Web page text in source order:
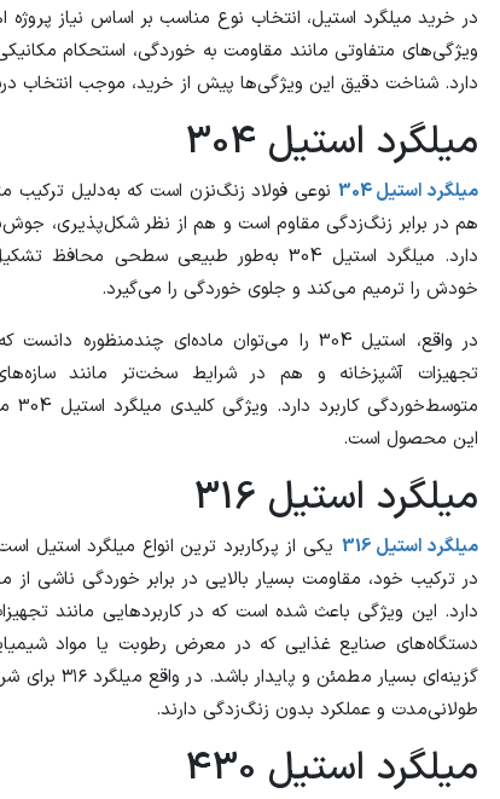
در خرید میلگرد استیل، انتخاب نوع مناسب بر اساس نیاز
ویژگی‌های متفاوتی مانند مقاومت به خوردگی، استحکام
دارد. شناخت دقیق این ویژگی‌ها پیش از خرید، موجب انتخاب
میلگرد استیل 304
میلگرد استیل 304
نوعی فولاد زنگ‌نزن است که به‌دلیل ترکیب
هم در برابر زنگ‌زدگی مقاوم است و هم از نظر شکل‌پذیری،
دارد. میلگرد استیل 304 به‌طور طبیعی سطحی
خودش را ترمیم می‌کند و جلوی خوردگی را می‌گیرد.
در واقع، استیل 304 را می‌توان ماده‌ای
تجهیزات آشپزخانه و هم در شرایط سخت‌تر مانند
این محصول است.
میلگرد استیل 316
میلگرد استیل 316
یکی از پرکاربرد ترین انواع میلگرد استیل
در ترکیب خود، مقاومت بسیار بالایی در برابر خوردگی ناشی
دارد. این ویژگی باعث شده است که در کاربردهایی مانند
گزینه‌ای بسیار
طولانی‌مدت و عملکرد بدون زنگ‌زدگی دارند.
میلگرد استیل 430